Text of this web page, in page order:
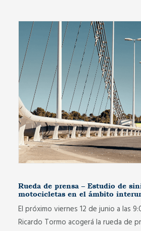
Rueda de prensa – Estudio de
motocicletas en el ámbito
El próximo viernes 12 de junio a las
Ricardo Tormo acogerá la rueda de